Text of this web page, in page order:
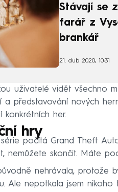
Stávají se
farář z
brankář
21. dub 2020, 10:31
uživatelé vidět všechno
a představování nových
konkrétních her.
hry
počítá Grand Theft
nemůžete skončit. Máte
nehrávala, protože
Ale nepotkala jsem nikoho